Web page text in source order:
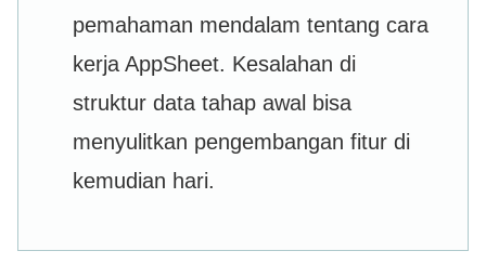
pemahaman mendalam tentang cara
kerja AppSheet. Kesalahan di
struktur data tahap awal bisa
menyulitkan pengembangan fitur di
kemudian hari.